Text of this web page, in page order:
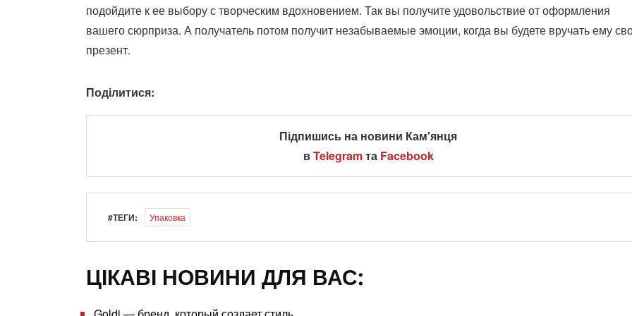
подойдите к ее выбору с творческим вдохновением. Так вы получите удовольствие от оформления
вашего сюрприза. А получатель потом получит незабываемые эмоции, когда вы будете вручать ему
презент.
Поділитися:
Підпишись на новини Кам'янця
вTelegramта Facebook
#ТЕГИ: Упаковка
ЦІКАВІ НОВИНИ ДЛЯ ВАС: